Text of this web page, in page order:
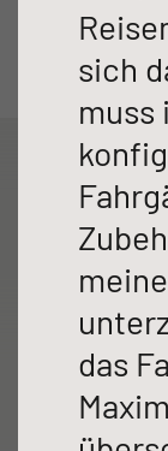
Integriert & Alkoven
6817
sich
muss
das